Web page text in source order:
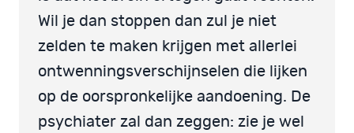
Wil je dan stoppen dan zul je niet
zelden te maken krijgen met allerlei
ontwenningsverschijnselen die lijken
op de oorspronkelijke aandoening. De
psychiater zal dan zeggen: zie je wel